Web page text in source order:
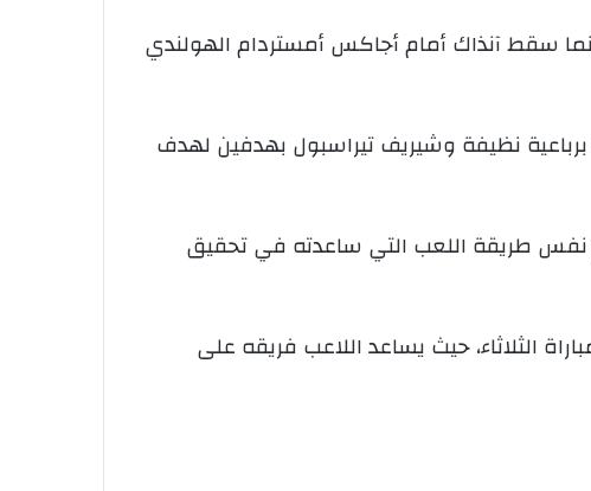
الملكي بفارق أكثر من هدف على ملعبه في دوري الأبطال منذ عام 2019، حينما سقط آنذاك أمام أجاكس أمستردام الهولندي
نظيفة وشيريف تيراسبول بهدفين لهدف
إلى أنه سيتبع نفس طريقة اللعب التي ساعدته في تحقيق
الثلاثاء، حيث يساعد اللاعب فريقه على